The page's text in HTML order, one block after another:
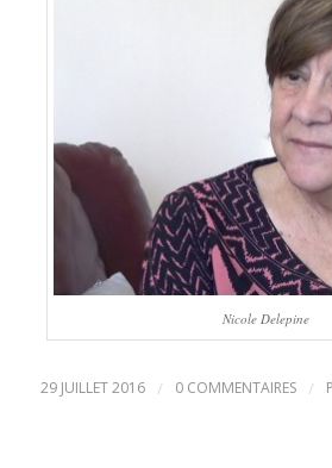
Nicole Delepine
29 JUILLET 2016 / 0 COMMENTAIRES /